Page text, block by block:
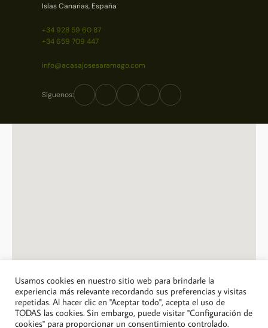
Islas Canarias, España
+34 928 59 60 87
+34 659 709 447
info@acasajosesaramago.com
Síguenos:
© 2026 A Casa Jose Saramago. Todos los derechos reservados.
Política de privacidad
Usamos cookies en nuestro sitio web para brindarle la
experiencia más relevante recordando sus preferencias y visitas
repetidas. Al hacer clic en "Aceptar todo", acepta el uso de
TODAS las cookies. Sin embargo, puede visitar "Configuración de
cookies" para proporcionar un consentimiento controlado.